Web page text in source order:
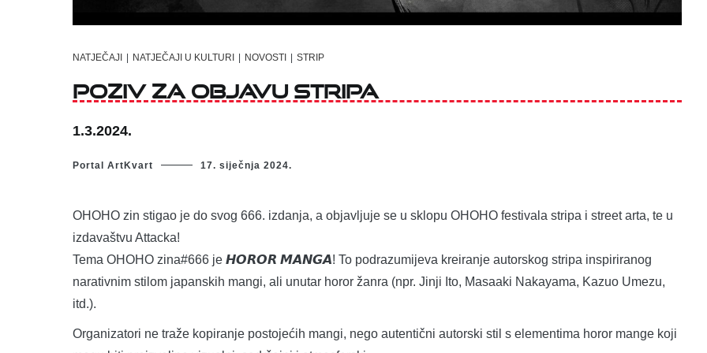
NATJEČAJI NATJEČAJI U KULTURI NOVOSTI STRIP
Poziv za objavu stripa
1.3.2024.
Portal ArtKvart 17. siječnja 2024.
OHOHO zin stigao je do svog 666. izdanja, a objavljuje se u sklopu OHOHO festivala stripa i street arta, te u
izdavaštvu Attacka!
Tema OHOHO zina#666 je 𝙃𝙊𝙍𝙊𝙍 𝙈𝘼𝙉𝙂𝘼! To podrazumijeva kreiranje autorskog stripa inspiriranog
narativnim stilom japanskih mangi, ali unutar horor žanra (npr. Jinji Ito, Masaaki Nakayama, Kazuo Umezu,
itd.).
Organizatori ne traže kopiranje postojećih mangi, nego autentični autorski stil s elementima horor mange koji